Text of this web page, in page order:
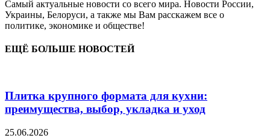
Самый актуальные новости со всего мира. Новости России,
Украины, Белоруси, а также мы Вам расскажем все о
политике, экономике и обществе!
ЕЩЁ БОЛЬШЕ НОВОСТЕЙ
Плитка крупного формата для кухни:
преимущества, выбор, укладка и уход
25.06.2026